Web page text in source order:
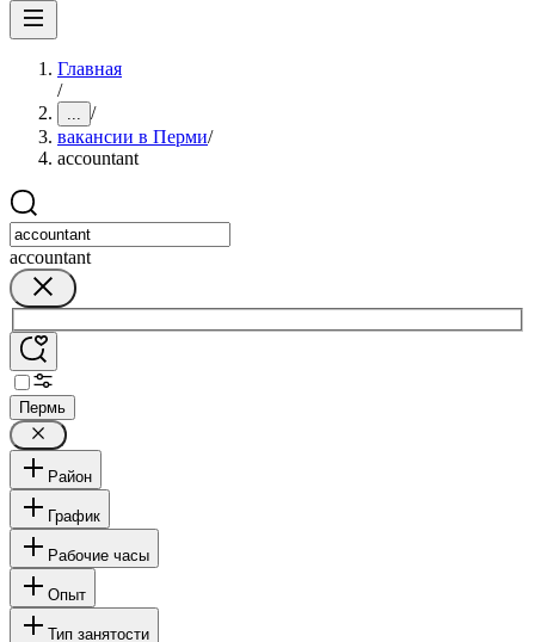
Главная
/
... /
вакансии в Перми/
accountant
accountant
Пермь
Район
График
Рабочие часы
Опыт
Тип занятости